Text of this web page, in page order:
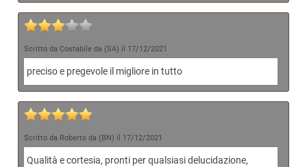
Scritto da Costabile da (SA) il 17/12/2021
preciso e pregevole il migliore in tutto
Scritto da Roberto da (BN) il 17/12/2021
Qualità e cortesia, pronti per qualsiasi delucidazione,